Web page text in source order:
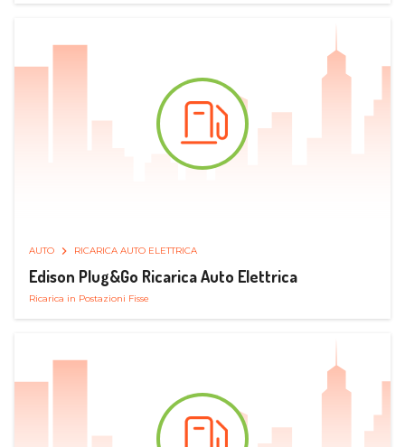
AUTO RICARICA AUTO ELETTRICA
Edison Plug&Go Ricarica Auto Elettrica
Ricarica in Postazioni Fisse